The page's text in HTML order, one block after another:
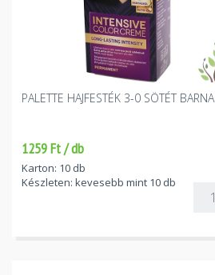
PALETTE HAJFESTÉK 3-0 SÖTÉT BARNA
1259 Ft / db
Karton: 10 db
Készleten: kevesebb mint 10 db